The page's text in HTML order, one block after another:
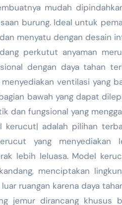
mudah
burung. Ideal untuk
menyatu dengan desain
perkutut anyaman
dengan daya tahan
ventilasi yang
bawah yang dapat
dan fungsional yang
kerucut| adalah pilihan
yang menyediakan
lebih leluasa. Model
menciptakan
ruangan karena daya
jemur dirancang khusus